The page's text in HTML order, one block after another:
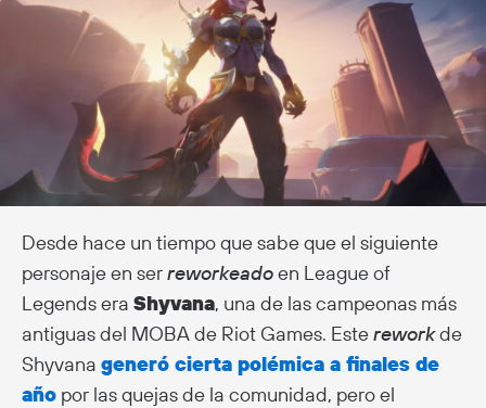
Desde hace un tiempo que sabe que el siguiente
personaje en serreworkeadoen League of
Legends era Shyvana, una de las campeonas más
antiguas del MOBA de Riot Games. Estereworkde
Shyvana generó cierta polémica a finales de
año por las quejas de la comunidad, pero el